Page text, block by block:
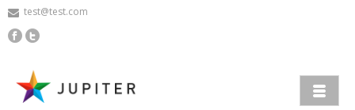
test@test.com